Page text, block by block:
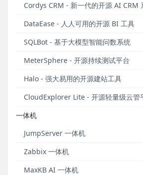
Cordys CRM - 新一代的开源 AI CRM
DataEase - 人人可用的开源 BI 工具
SQLBot - 基于大模型智能问数系统
MeterSphere - 开源持续测试平台
Halo - 强大易用的开源建站工具
CloudExplorer Lite - 开源轻量级云管
一体机
JumpServer 一体机
Zabbix 一体机
MaxKB AI 一体机
7月11日，DataEase开源数据可视
v1.12.0版本。
在这一版本中，数据源支持方面，
操作区和仪表板配置区进行了大量
了对更多仪表板样式属性的支持，
面，新增视图级别计算字段支持，
字段中使用聚合函数，满足更多数